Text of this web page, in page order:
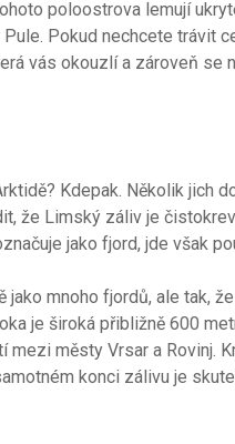
poloostrova lemují
Pokud nechcete trávit
vás okouzlí a zároveň se
Kdepak. Několik jich
že Limský záliv je
jako fjord, jde však
mnoho fjordů, ale tak,
je široká přibližně 600
městy Vrsar a Rovinj.
konci zálivu je